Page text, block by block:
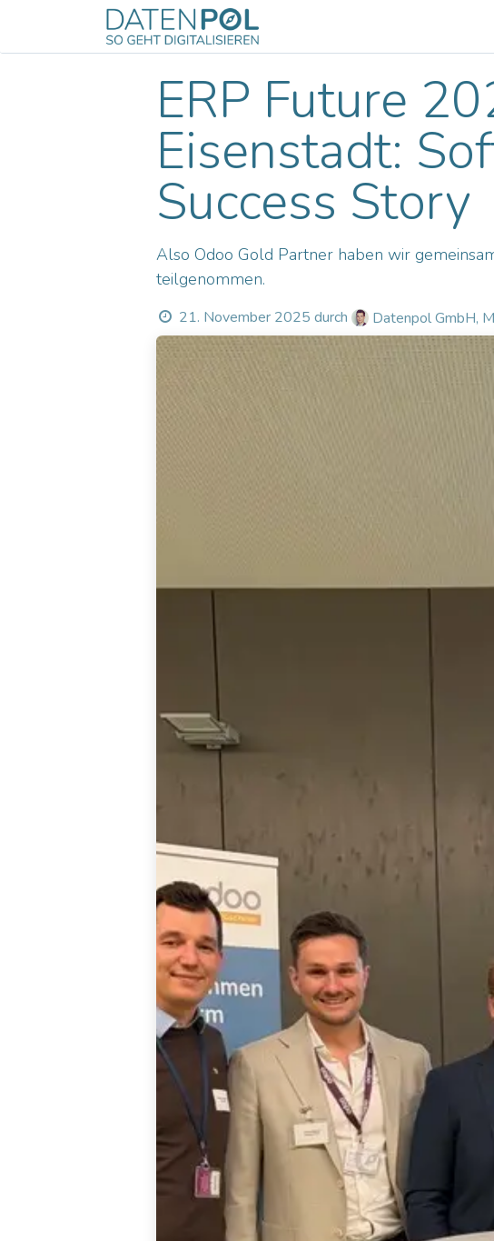
Zum Inhalt springen
ERP Future
Eisenstadt:
Success Story
Also Odoo Gold Partner haben wir
teilgenommen.
21. November 2025 durch Datenpol GmbH,